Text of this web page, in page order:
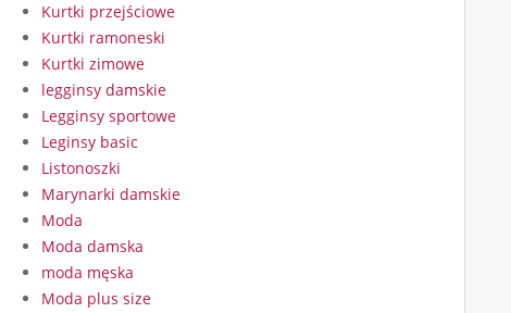
Kurtki przejściowe
Kurtki ramoneski
Kurtki zimowe
legginsy damskie
Legginsy sportowe
Leginsy basic
Listonoszki
Marynarki damskie
Moda
Moda damska
moda męska
Moda plus size